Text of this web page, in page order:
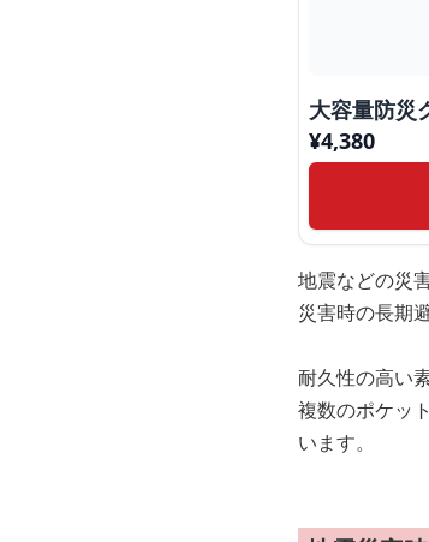
大容量防災
¥4,380
地震などの災
災害時の長期
耐久性の高い
複数のポケッ
います。